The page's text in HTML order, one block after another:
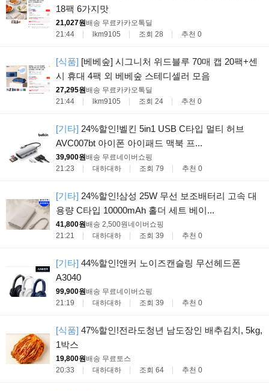
18팩 6가지맛
21,027원배송 무료 카카오톡딜
21:44
lkm9105 조회 28 추천 0
[식품] [베베숲] 시그니처 위드블루 70매 캡 20팩+센
시 휴대 4팩 외 베베숲 스테디셀러 모음
27,295원배송 무료 카카오톡딜
21:44
lkm9105 조회 24 추천 0
[기타] 24%할인!벨킨 5in1 USB C타입 멀티 허브
AVC007bt 아이폰 아이패드 맥북 프...
39,900원배송 무료네이버쇼핑
21:23
대하대하 조회 79 추천 0
[기타] 24%할인!삼성 25W 무선 보조배터리 고속 대
용량 C타입 10000mAh 홀더 세트 베이...
41,800원배송 2,500원네이버쇼핑
21:21
대하대하 조회 39 추천 0
[기타] 44%할인!앤커 노이즈캔슬링 무선헤드폰
A3040
99,900원배송 무료네이버쇼핑
21:19
대하대하 조회 39 추천 0
[식품] 47%할인!전라도청년 남도장인 배추김치, 5kg,
1박스
19,800원배송 무료 토스
20:33
대하대하 조회 64 추천 0